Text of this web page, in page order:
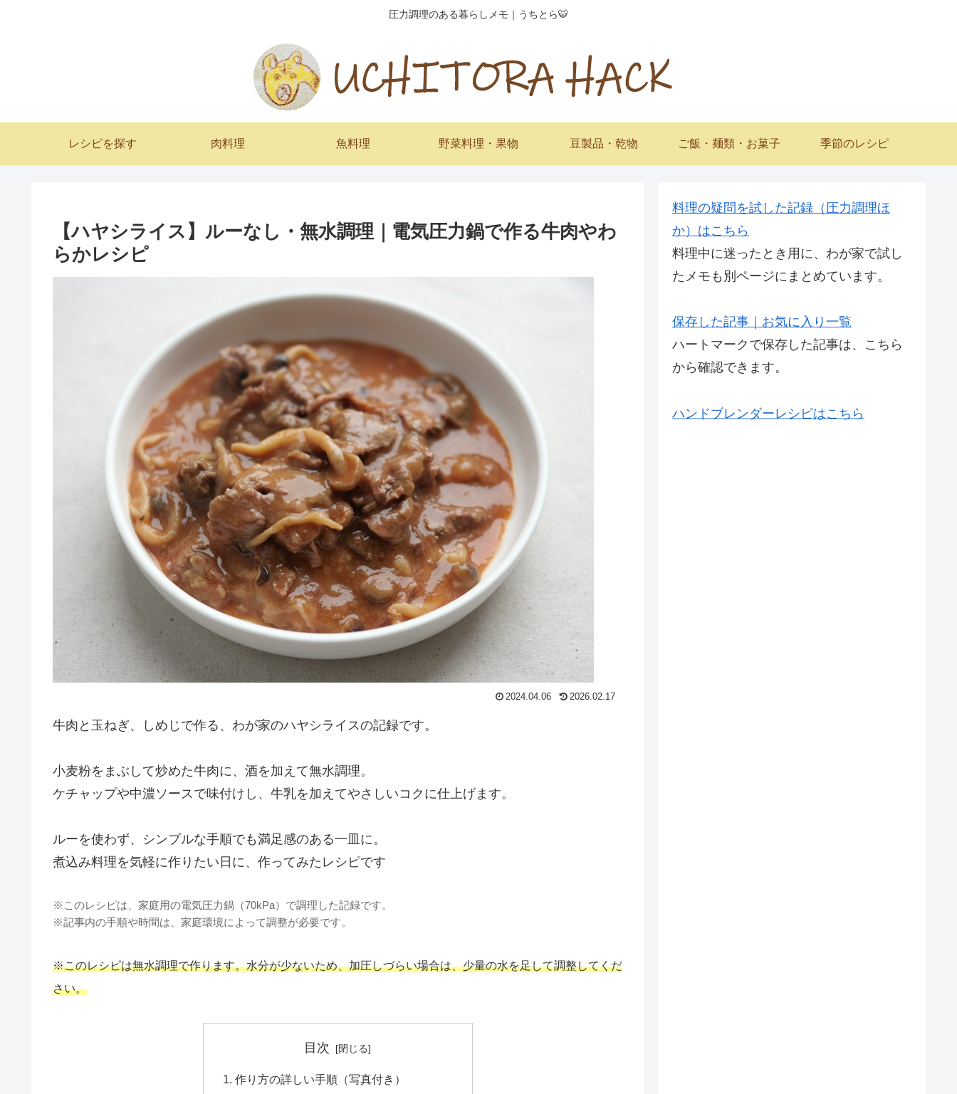
圧力調理のある暮らしメモ｜うちとら🐯
レシピを探す 肉料理 魚料理 野菜料理・果物 豆製品・乾物 ご飯・麺類・お菓子 季節のレシピ
【ハヤシライス】ルーなし・無水調理｜電気圧力鍋で作る牛肉やわ
らかレシピ
2024.04.06 2026.02.17
牛肉と玉ねぎ、しめじで作る、わが家のハヤシライスの記録です。
小麦粉をまぶして炒めた牛肉に、酒を加えて無水調理。
ケチャップや中濃ソースで味付けし、牛乳を加えてやさしいコクに仕上げます。
ルーを使わず、シンプルな手順でも満足感のある一皿に。
煮込み料理を気軽に作りたい日に、作ってみたレシピです
※このレシピは、家庭用の電気圧力鍋（70kPa）で調理した記録です。
※記事内の手順や時間は、家庭環境によって調整が必要です。
※このレシピは無水調理で作ります。水分が少ないため、加圧しづらい場合は、少量の水を足して調整してくだ
さい。
目次
作り方の詳しい手順（写真付き）
料理の疑問を試した記録（圧力調理ほ
か）はこちら
料理中に迷ったとき用に、わが家で試し
たメモも別ページにまとめています。
保存した記事｜お気に入り一覧
ハートマークで保存した記事は、こちら
から確認できます。
ハンドブレンダーレシピはこちら